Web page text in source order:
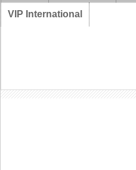
VIP International